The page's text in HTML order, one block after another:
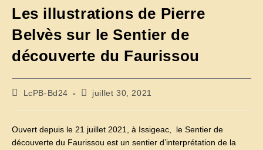
Les illustrations de Pierre
Belvès sur le Sentier de
découverte du Faurissou
Auteur/autrice
publication :
LcPB-Bd24
Publication
juillet 30, 2021
Ouvert depuis le 21 juillet 2021, à Issigeac, le Sentier de
découverte du Faurissou est un sentier d’interprétation de la